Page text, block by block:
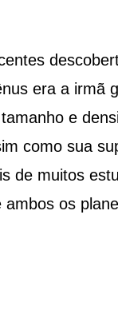
era a irmã
e
como sua
de muitos
ambos os